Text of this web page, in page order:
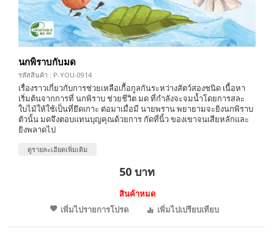
นกพิราบกับมด
รหัสสินค้า : P-YOU-0914
เรื่องราวเกี่ยวกับการช่วยเหลือเกื้อกูลกันระหว่างสัตว์สองชนิด เนื้อหา
เริ่มต้นจากการที่ นกพิราบ ช่วยชีวิต มด ที่กำลังจะจมน้ำโดยการสละ
ใบไม้ให้ใช้เป็นที่ยึดเกาะ ต่อมาเมื่อมี นายพราน พยายามจะยิงนกพิราบ
ตัวนั้น มดจึงตอบแทนบุญคุณด้วยการ กัดที่นิ้ว ของเขาจนเสียหลักและ
ยิงพลาดไป
ดูรายละเอียดเพิ่มเติม
50 บาท
สินค้าหมด
เพิ่มไปรายการโปรด
เพิ่มไปเปรียบเทียบ